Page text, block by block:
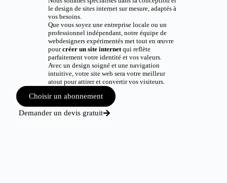
le design de sites internet sur mesure, adaptés à
vos besoins.
Que vous soyez une entreprise locale ou un
professionnel indépendant, notre équipe de
webdesigners expérimentés met tout en œuvre
pourcréer un site internetqui reflète
parfaitement votre identité et vos valeurs.
Avec un design soigné et une navigation
intuitive, votre site web sera votre meilleur
atout pour attirer et convertir vos visiteurs.
Choisir un abonnement
Demander un devis gratuit